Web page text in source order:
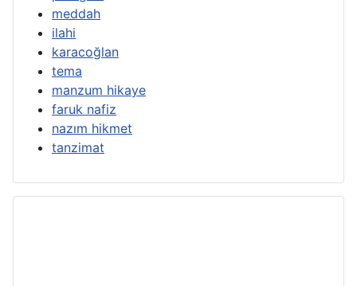
meddah
ilahi
karacoğlan
tema
manzum hikaye
faruk nafiz
nazım hikmet
tanzimat